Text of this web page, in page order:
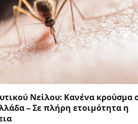
Νείλου: Κανένα κρούσμα
– Σε πλήρη ετοιμότητα η